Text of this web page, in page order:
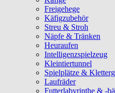
Freigehege
Käfigzubehör
Streu & Stroh
Näpfe & Tränken
Heuraufen
Intelligenzspielzeug
Kleintiertunnel
Spielplätze &
Laufräder
Futterlabyrinthe & -